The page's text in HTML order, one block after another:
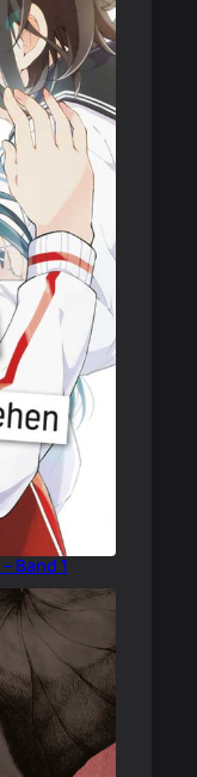
Band 1